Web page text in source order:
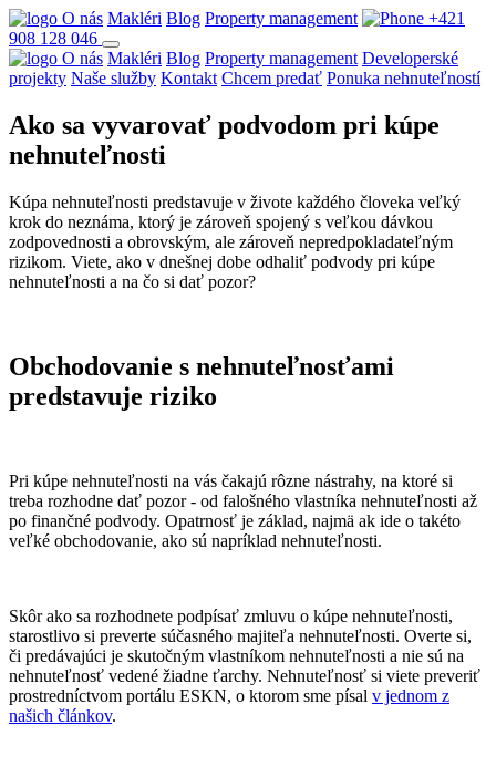
O nás Makléri Blog Property management
+421
908 128 046
O nás Makléri Blog Property management Developerské
projekty Naše služby Kontakt Chcem predať Ponuka nehnuteľností
Ako sa vyvarovať podvodom pri kúpe
nehnuteľnosti
Kúpa nehnuteľnosti predstavuje v živote každého človeka veľký
krok do neznáma, ktorý je zároveň spojený s veľkou dávkou
zodpovednosti a obrovským, ale zároveň nepredpokladateľným
rizikom. Viete, ako v dnešnej dobe odhaliť podvody pri kúpe
nehnuteľnosti a na čo si dať pozor?
Obchodovanie s nehnuteľnosťami
predstavuje riziko
Pri kúpe nehnuteľnosti na vás čakajú rôzne nástrahy, na ktoré si
treba rozhodne dať pozor - od falošného vlastníka nehnuteľnosti až
po finančné podvody. Opatrnosť je základ, najmä ak ide o takéto
veľké obchodovanie, ako sú napríklad nehnuteľnosti.
Skôr ako sa rozhodnete podpísať zmluvu o kúpe nehnuteľnosti,
starostlivo si preverte súčasného majiteľa nehnuteľnosti. Overte si,
či predávajúci je skutočným vlastníkom nehnuteľnosti a nie sú na
nehnuteľnosť vedené žiadne ťarchy. Nehnuteľnosť si viete preveriť
prostredníctvom portálu ESKN, o ktorom sme písal v jednom z
našich článkov.